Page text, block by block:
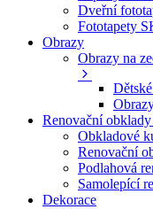
Dveřní
Fototapety
Obrazy
Obrazy na
Renovační obklady
Obkladové
Renovační
Podlahová
Samolepící
Dekorace